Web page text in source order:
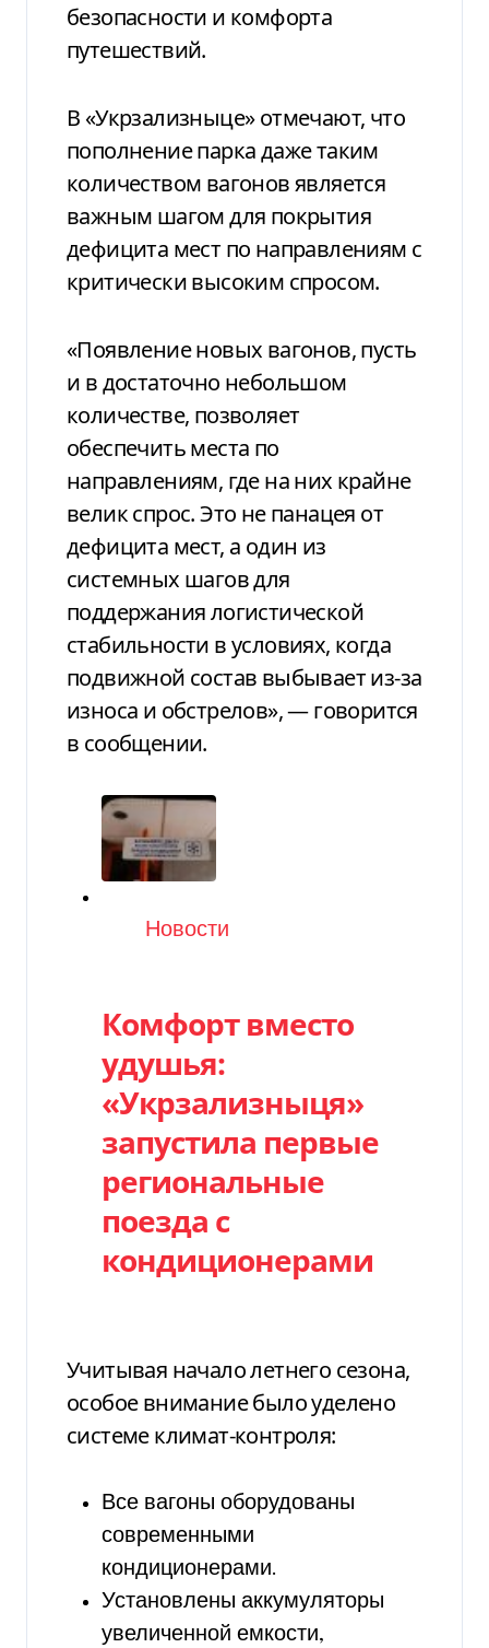
безопасности и комфорта
путешествий.
В «Укрзализныце» отмечают, что
пополнение парка даже таким
количеством вагонов является
важным шагом для покрытия
дефицита мест по направлениям с
критически высоким спросом.
«Появление новых вагонов, пусть
и в достаточно небольшом
количестве, позволяет
обеспечить места по
направлениям, где на них крайне
велик спрос. Это не панацея от
дефицита мест, а один из
системных шагов для
поддержания логистической
стабильности в условиях, когда
подвижной состав выбывает из-за
износа и обстрелов», — говорится
в сообщении.
Категория
Новости
Комфорт вместо
удушья:
«Укрзализныця»
запустила первые
региональные
поезда с
кондиционерами
Учитывая начало летнего сезона,
особое внимание было уделено
системе климат-контроля:
Все вагоны оборудованы
современными
кондиционерами.
Установлены аккумуляторы
увеличенной емкости,